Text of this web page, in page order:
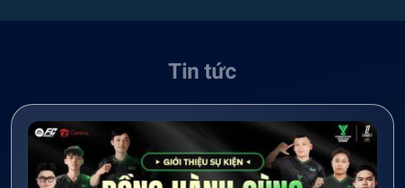
Tin tức